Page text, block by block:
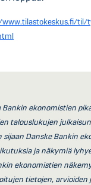
Bankin ekonomistien
talouslukujen
sijaan Danske Bankin
ja näkymiä
ekonomistien
tietojen,